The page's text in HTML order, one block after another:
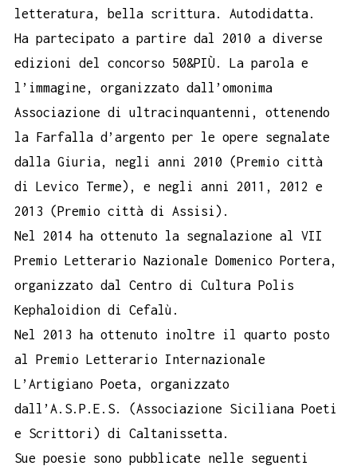
letteratura, bella scrittura. Autodidatta.
Ha partecipato a partire dal 2010 a diverse
edizioni del concorso 50&PIÙ. La parola e
l’immagine, organizzato dall’omonima
Associazione di ultracinquantenni, ottenendo
la Farfalla d’argento per le opere segnalate
dalla Giuria, negli anni 2010 (Premio città
di Levico Terme), e negli anni 2011, 2012 e
2013 (Premio città di Assisi).
Nel 2014 ha ottenuto la segnalazione al VII
Premio Letterario Nazionale Domenico Portera,
organizzato dal Centro di Cultura Polis
Kephaloidion di Cefalù.
Nel 2013 ha ottenuto inoltre il quarto posto
al Premio Letterario Internazionale
L’Artigiano Poeta, organizzato
dall’A.S.P.E.S. (Associazione Siciliana Poeti
e Scrittori) di Caltanissetta.
Sue poesie sono pubblicate nelle seguenti